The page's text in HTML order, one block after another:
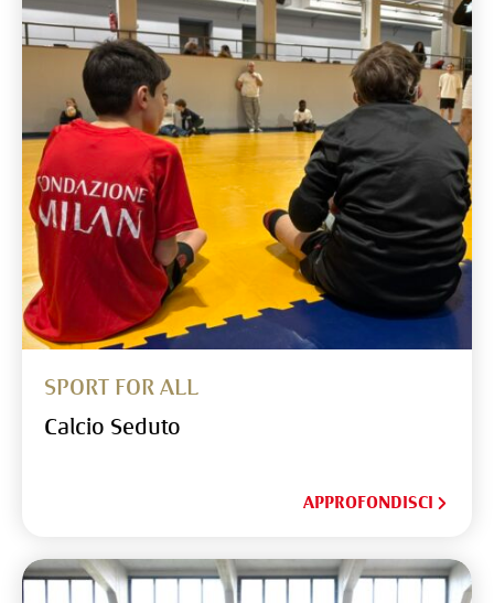
SPORT FOR ALL
Calcio Seduto
APPROFONDISCI